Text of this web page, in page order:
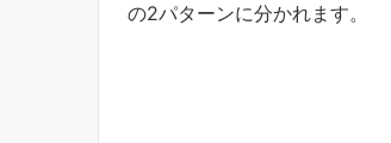
の2パターンに分かれます。